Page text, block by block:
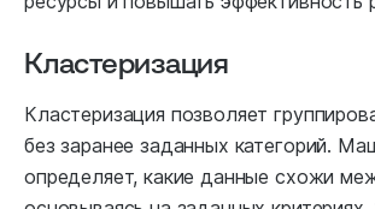
Кластеризация
Кластеризация позволяет
без заранее заданных категорий.
определяет, какие данные схожи